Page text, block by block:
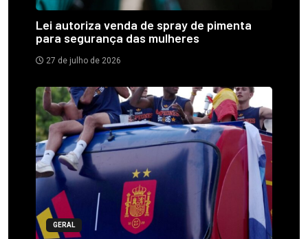
Lei autoriza venda de spray de pimenta
para segurança das mulheres
27 de julho de 2026
GERAL